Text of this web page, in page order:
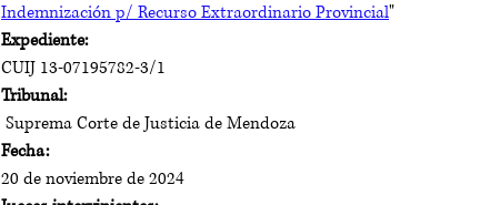
Indemnización p/ Recurso Extraordinario Provincial"
Expediente:
CUIJ 13-07195782-3/1
Tribunal:
Suprema Corte de Justicia de Mendoza
Fecha:
20 de noviembre de 2024